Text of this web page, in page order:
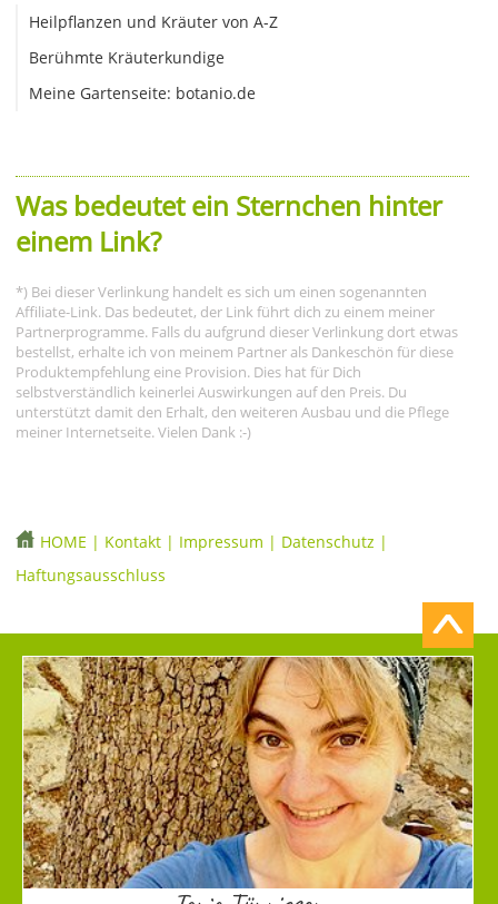
Heilpflanzen und Kräuter von A-Z
Berühmte Kräuterkundige
Meine Gartenseite: botanio.de
Was bedeutet ein Sternchen hinter
einem Link?
*) Bei dieser Verlinkung handelt es sich um einen sogenannten
Affiliate-Link. Das bedeutet, der Link führt dich zu einem meiner
Partnerprogramme. Falls du aufgrund dieser Verlinkung dort etwas
bestellst, erhalte ich von meinem Partner als Dankeschön für diese
Produktempfehlung eine Provision. Dies hat für Dich
selbstverständlich keinerlei Auswirkungen auf den Preis. Du
unterstützt damit den Erhalt, den weiteren Ausbau und die Pflege
meiner Internetseite. Vielen Dank :-)
HOME | Kontakt | Impressum | Datenschutz |
Haftungsausschluss